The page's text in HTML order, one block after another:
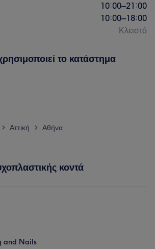
10:00–21:00
10:00–18:00
Κλειστό
το κατάστημα
> Αττική > Αθήνα
κοντά
and Nails